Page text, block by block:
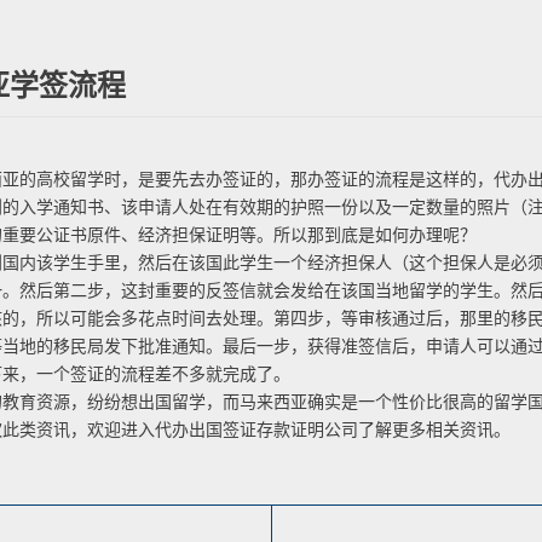
学签流程
高校留学时，是要先去办签证的，那办签证的流程是这样的，代办
通知书、该申请人处在有效期的护照一份以及一定数量的照片（
要公证书原件、经济担保证明等。所以那到底是如何办理呢？
学生手里，然后在该国此学生一个经济担保人（这个担保人是必
然后第二步，这封重要的反签信就会发给在该国当地留学的学生。然
，所以可能会多花点时间去处理。第四步，等审核通过后，那里的移
地的移民局发下批准通知。最后一步，获得准签信后，申请人可以通
，一个签证的流程差不多就完成了。
资源，纷纷想出国留学，而马来西亚确实是一个性价比很高的留学
资讯，欢迎进入代办出国签证存款证明公司了解更多相关资讯。